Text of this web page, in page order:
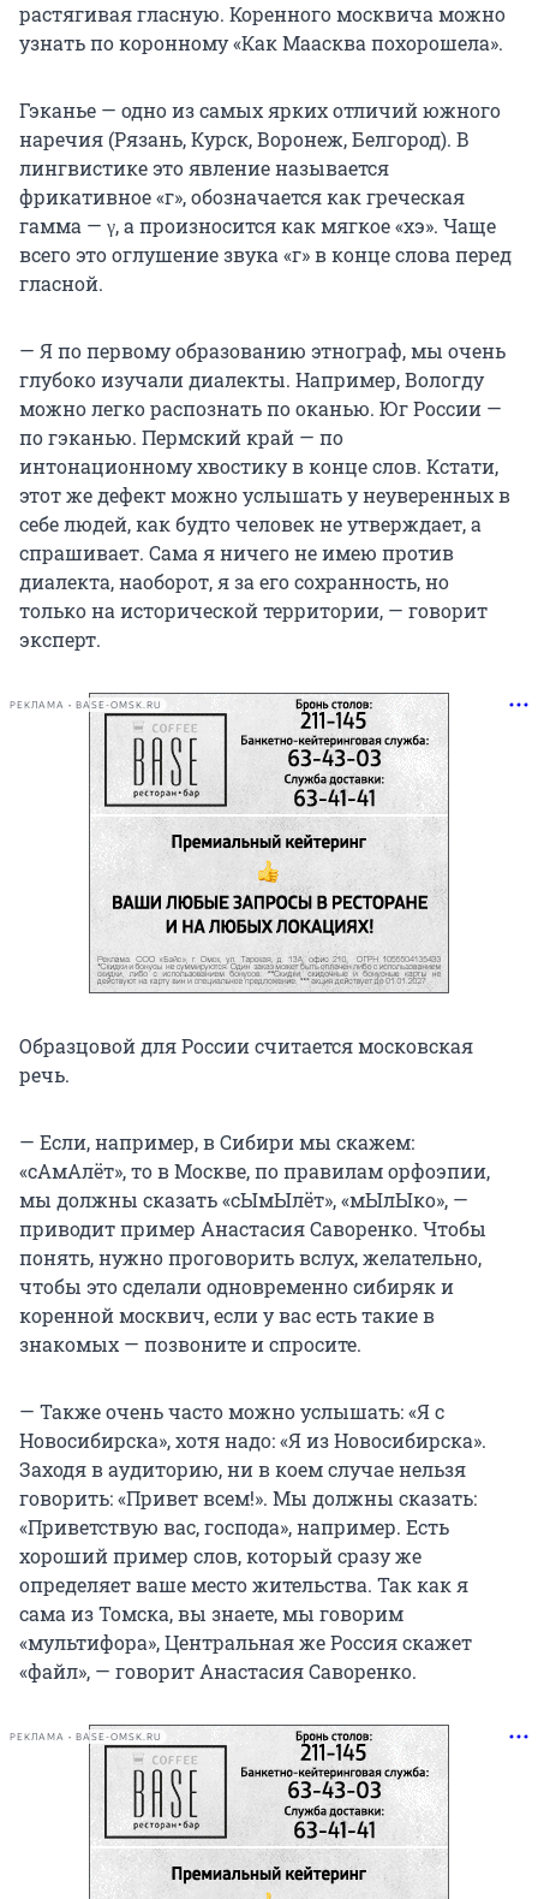
растягивая гласную. Коренного москвича можно
узнать по коронному «Как Маасква похорошела».
Гэканье — одно из самых ярких отличий южного
наречия (Рязань, Курск, Воронеж, Белгород). В
лингвистике это явление называется
фрикативное «г», обозначается как греческая
гамма — γ, а произносится как мягкое «хэ». Чаще
всего это оглушение звука «г» в конце слова перед
гласной.
— Я по первому образованию этнограф, мы очень
глубоко изучали диалекты. Например, Вологду
можно легко распознать по оканью. Юг России —
по гэканью. Пермский край — по
интонационному хвостику в конце слов. Кстати,
этот же дефект можно услышать у неуверенных в
себе людей, как будто человек не утверждает, а
спрашивает. Сама я ничего не имею против
диалекта, наоборот, я за его сохранность, но
только на исторической территории, — говорит
эксперт.
РЕКЛАМА • BASE-OMSK.RU
Образцовой для России считается московская
речь.
— Если, например, в Сибири мы скажем:
«сАмАлёт», то в Москве, по правилам орфоэпии,
мы должны сказать «сЫмЫлёт», «мЫлЫко», —
приводит пример Анастасия Саворенко. Чтобы
понять, нужно проговорить вслух, желательно,
чтобы это сделали одновременно сибиряк и
коренной москвич, если у вас есть такие в
знакомых — позвоните и спросите.
— Также очень часто можно услышать: «Я с
Новосибирска», хотя надо: «Я из Новосибирска».
Заходя в аудиторию, ни в коем случае нельзя
говорить: «Привет всем!». Мы должны сказать:
«Приветствую вас, господа», например. Есть
хороший пример слов, который сразу же
определяет ваше место жительства. Так как я
сама из Томска, вы знаете, мы говорим
«мультифора», Центральная же Россия скажет
«файл», — говорит Анастасия Саворенко.
РЕКЛАМА • BASE-OMSK.RU